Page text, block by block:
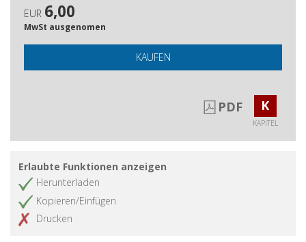
EUR 6,00
MwSt ausgenomen
KAUFEN
PDF K
KAPITEL
Erlaubte Funktionen anzeigen
Herunterladen
Kopieren/Einfügen
Drucken